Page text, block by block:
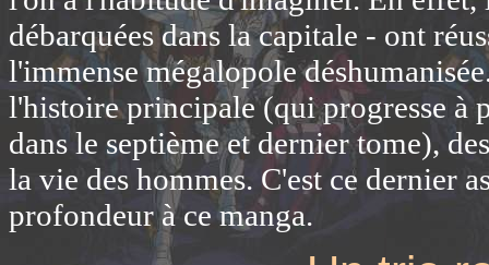
débarquées dans la capitale - ont
l'immense mégalopole
l'histoire principale (qui progresse à
dans le septième et dernier tome),
la vie des hommes. C'est ce dernier
profondeur à ce manga.